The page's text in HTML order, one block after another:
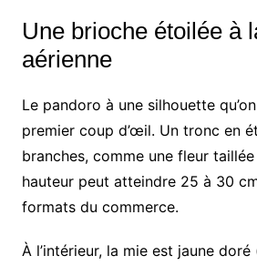
Une brioche étoilée à
aérienne
Le pandoro à une silhouette
premier coup d’œil. Un tronc en
branches, comme une fleur
hauteur peut atteindre 25 à 30
formats du commerce.
À l’intérieur, la mie est jaune